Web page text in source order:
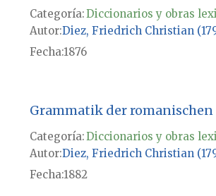
Categoría:Diccionarios y obras
Autor Diez, Friedrich Christian
Fecha1876
Grammatik der romanischen
Categoría:Diccionarios y obras
Autor Diez, Friedrich Christian
Fecha1882